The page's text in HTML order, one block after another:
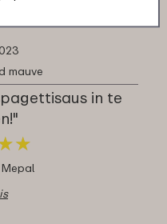
mauve
in te
★
★